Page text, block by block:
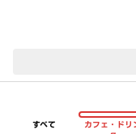
すべて
カフェ・ドリ